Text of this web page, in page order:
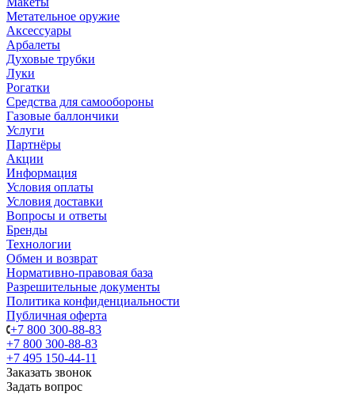
Метательное оружие
Аксессуары
Арбалеты
Духовые трубки
Луки
Рогатки
Средства для самообороны
Газовые баллончики
Услуги
Партнёры
Акции
Информация
Условия оплаты
Условия доставки
Вопросы и ответы
Бренды
Технологии
Обмен и возврат
Нормативно-правовая база
Разрешительные документы
Политика конфиденциальности
Публичная оферта
+7 800 300-88-83
+7 800 300-88-83
+7 495 150-44-11
Заказать звонок
Задать вопрос